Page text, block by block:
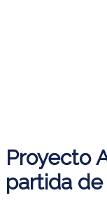
Proyecto
partida